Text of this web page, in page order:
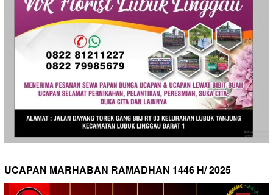
UCAPAN MARHABAN RAMADHAN 1446 H/ 2025